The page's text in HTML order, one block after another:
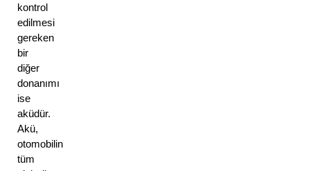
kontrol
edilmesi
gereken
bir
diğer
donanımı
ise
aküdür.
Akü,
otomobilin
tüm